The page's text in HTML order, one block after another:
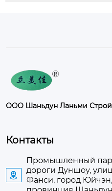
ООО Шаньдун Ланьми
Контакты

Промышленный
дороги Дуншоу,
Фанси, город